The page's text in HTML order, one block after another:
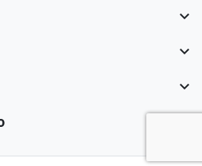


